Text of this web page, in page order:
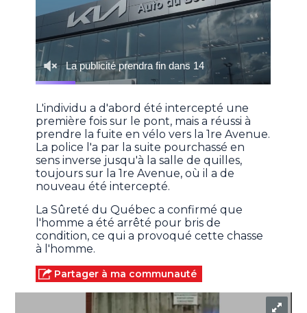
L'individu a d'abord été intercepté une
première fois sur le pont, mais a réussi à
prendre la fuite en vélo vers la 1re Avenue.
La police l'a par la suite pourchassé en
sens inverse jusqu'à la salle de quilles,
toujours sur la 1re Avenue, où il a de
nouveau été intercepté.
La Sûreté du Québec a confirmé que
l'homme a été arrêté pour bris de
condition, ce qui a provoqué cette chasse
à l'homme.
Partager à ma communauté